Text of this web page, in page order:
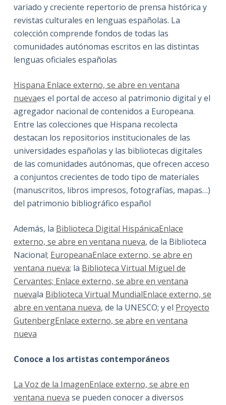
variado y creciente repertorio de prensa histórica y
revistas culturales en lenguas españolas. La
colección comprende fondos de todas las
comunidades autónomas escritos en las distintas
lenguas oficiales españolas
Hispana Enlace externo, se abre en ventana
nuevaes el portal de acceso al patrimonio digital y el
agregador nacional de contenidos a Europeana.
Entre las colecciones que Hispana recolecta
destacan los repositorios institucionales de las
universidades españolas y las bibliotecas digitales
de las comunidades autónomas, que ofrecen acceso
a conjuntos crecientes de todo tipo de materiales
(manuscritos, libros impresos, fotografías, mapas…)
del patrimonio bibliográfico español
Además, la Biblioteca Digital HispánicaEnlace
externo, se abre en ventana nueva, de la Biblioteca
Nacional; EuropeanaEnlace externo, se abre en
ventana nueva; la Biblioteca Virtual Miguel de
Cervantes; Enlace externo, se abre en ventana
nuevala Biblioteca Virtual MundialEnlace externo, se
abre en ventana nueva, de la UNESCO; y el Proyecto
GutenbergEnlace externo, se abre en ventana
nueva
Conoce a los artistas contemporáneos
La Voz de la ImagenEnlace externo, se abre en
ventana nueva se pueden conocer a diversos